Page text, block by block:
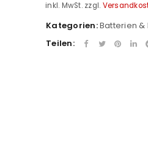
inkl. MwSt. zzgl.
Kategorien:Batterien &
Teilen: